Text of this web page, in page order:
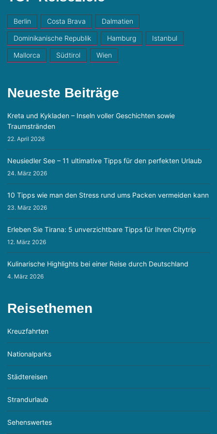
Berlin Costa Brava Dalmatien
Dominikanische Republik Hamburg Istanbul
Mallorca Südtirol Wien
Neueste Beiträge
Kreta und Kykladen – Inseln voller Geschichten sowie
Traumstränden
22. April 2026
Neusiedler See – 11 ultimative Tipps für den perfekten Urlaub
24. März 2026
10 Tipps wie man den Stress rund ums Packen vermeiden kann
23. März 2026
Erleben Sie Tirana: 5 unverzichtbare Tipps für Ihren Citytrip
12. März 2026
Kulinarische Highlights bei einer Reise durch Deutschland
4. März 2026
Reisethemen
Kreuzfahrten
Nationalparks
Städtereisen
Strandurlaub
Sehenswertes